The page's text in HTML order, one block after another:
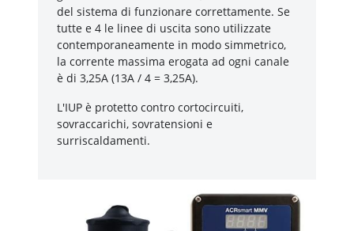
del sistema di funzionare correttamente. Se
tutte e 4 le linee di uscita sono utilizzate
contemporaneamente in modo simmetrico,
la corrente massima erogata ad ogni canale
è di 3,25A (13A / 4 = 3,25A).
L'IUP è protetto contro cortocircuiti,
sovraccarichi, sovratensioni e
surriscaldamenti.